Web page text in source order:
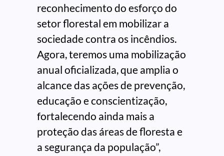
reconhecimento do esforço do
setor florestal em mobilizar a
sociedade contra os incêndios.
Agora, teremos uma mobilização
anual oficializada, que amplia o
alcance das ações de prevenção,
educação e conscientização,
fortalecendo ainda mais a
proteção das áreas de floresta e
a segurança da população”,